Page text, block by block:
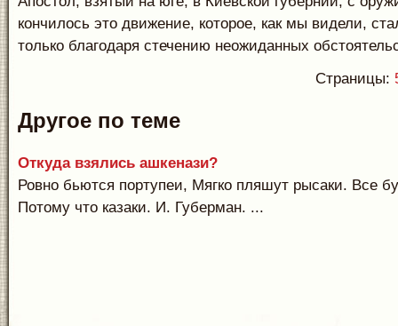
кончилось это движение, которое, как мы видели,
только благодаря стечению неожиданных
Страницы:
Другое по теме
Откуда взялись ашкенази?
Ровно бьются портупеи, Мягко пляшут рысаки. Все
Потому что казаки. И. Губерман. ...